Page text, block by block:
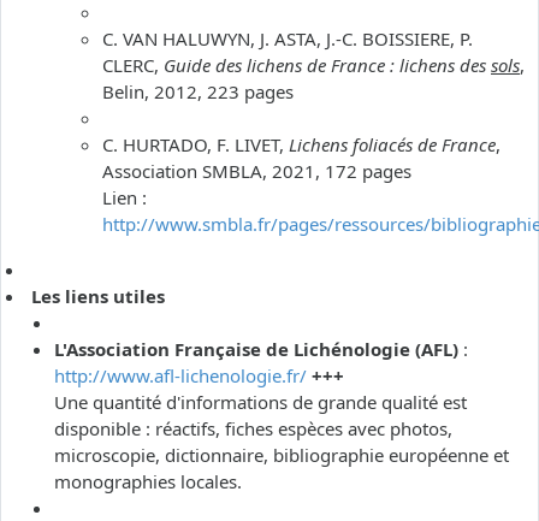
C. VAN HALUWYN, J. ASTA, J.-C. BOISSIERE, P.
CLERC, Guide des lichens de France : lichens des sols,
Belin, 2012, 223 pages
C. HURTADO, F. LIVET, Lichens foliacés de France,
Association SMBLA, 2021, 172 pages
Lien :
http://www.smbla.fr/pages/ressources/
Les liens utiles
L'Association Française de Lichénologie (AFL) :
http://www.afl-lichenologie.fr/ +++
Une quantité d'informations de grande qualité est
disponible : réactifs, fiches espèces avec photos,
microscopie, dictionnaire, bibliographie européenne et
monographies locales.